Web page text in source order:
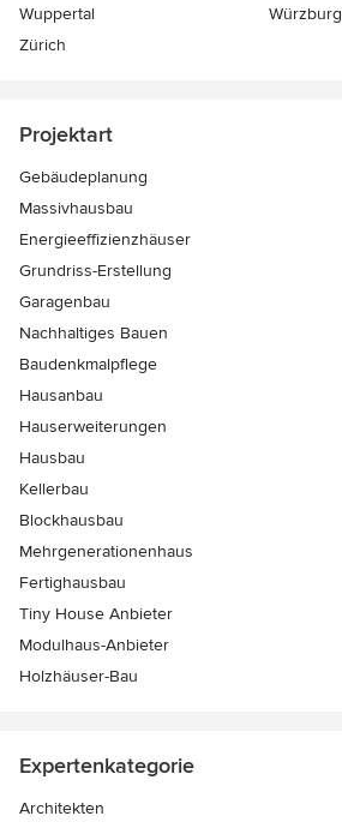
Wuppertal
Würzburg
Zürich
Projektart
Gebäudeplanung
Massivhausbau
Energieeffizienzhäuser
Grundriss-Erstellung
Garagenbau
Nachhaltiges Bauen
Baudenkmalpflege
Hausanbau
Hauserweiterungen
Hausbau
Kellerbau
Blockhausbau
Mehrgenerationenhaus
Fertighausbau
Tiny House Anbieter
Modulhaus-Anbieter
Holzhäuser-Bau
Expertenkategorie
Architekten